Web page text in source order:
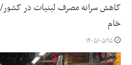
کاهش سرانه مصرف لبنیات در کشور/
خام
۱۴۰۵/۰۵/۱۵